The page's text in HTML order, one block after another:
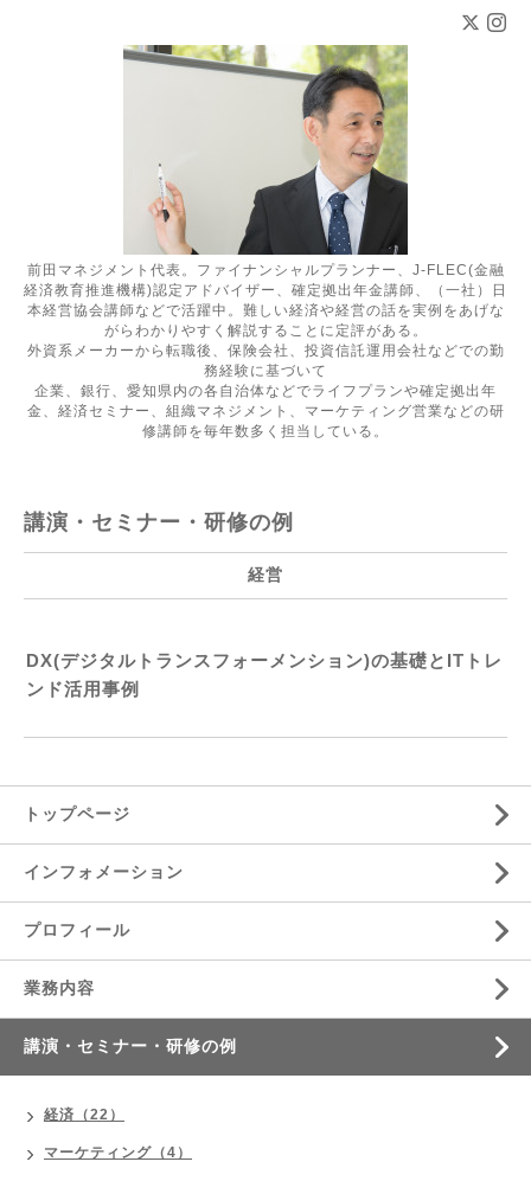
前田マネジメント代表。ファイナンシャルプランナー、J-FLEC(金融
経済教育推進機構)認定アドバイザー、確定拠出年金講師、（一社）日
本経営協会講師などで活躍中。難しい経済や経営の話を実例をあげな
がらわかりやすく解説することに定評がある。
外資系メーカーから転職後、保険会社、投資信託運用会社などでの勤
務経験に基づいて
企業、銀行、愛知県内の各自治体などでライフプランや確定拠出年
金、経済セミナー、組織マネジメント、マーケティング営業などの研
修講師を毎年数多く担当している。
講演・セミナー・研修の例
経営
DX(デジタルトランスフォーメンション)の基礎とITトレ
ンド活用事例
トップページ
インフォメーション
プロフィール
業務内容
講演・セミナー・研修の例
経済（22）
マーケティング（4）